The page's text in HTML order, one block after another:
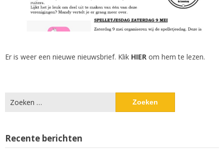
Er is weer een nieuwe nieuwsbrief. Klik HIER om hem te lezen.
naar:
Recente berichten